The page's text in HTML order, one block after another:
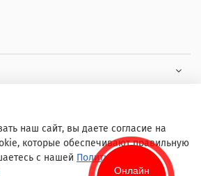
наш сайт, вы даете согласие на
которые обеспечивают правильную
с нашей Политикой
Онлайн